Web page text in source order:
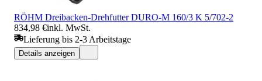
RÖHM Dreibacken-Drehfutter DURO-M 160/3 K 5/702-2
834,98 €inkl. MwSt.
Lieferung bis 2-3 Arbeitstage
Details anzeigen